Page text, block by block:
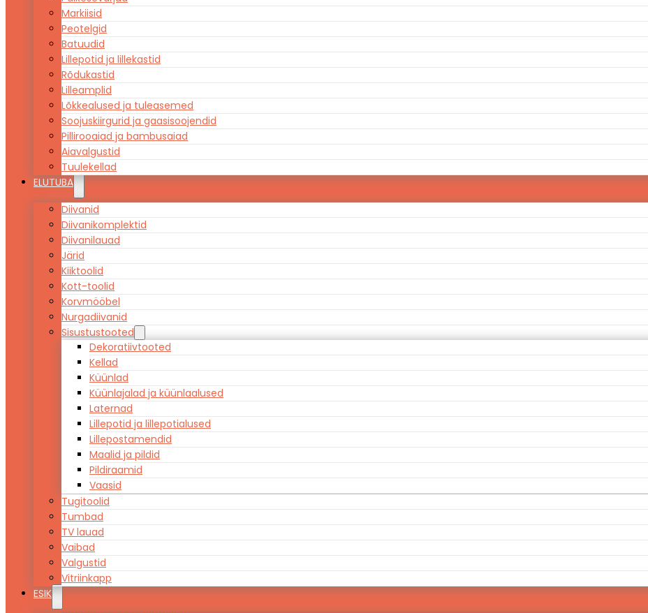
Markiisid
Peotelgid
Batuudid
Lillepotid ja lillekastid
Rõdukastid
Lilleamplid
Lõkkealused ja tuleasemed
Soojuskiirgurid ja gaasisoojendid
Pillirooaiad ja bambusaiad
Aiavalgustid
Tuulekellad
ELUTUBA
Diivanid
Diivanikomplektid
Diivanilauad
Järid
Kiiktoolid
Kott-toolid
Korvmööbel
Nurgadiivanid
Sisustustooted
Dekoratiivtooted
Kellad
Küünlad
Küünlajalad ja küünlaalused
Laternad
Lillepotid ja lillepotialused
Lillepostamendid
Maalid ja pildid
Pildiraamid
Vaasid
Tugitoolid
Tumbad
TV lauad
Vaibad
Valgustid
Vitriinkapp
ESIK